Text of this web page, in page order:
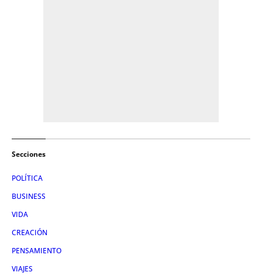
Secciones
POLÍTICA
BUSINESS
VIDA
CREACIÓN
PENSAMIENTO
VIAJES